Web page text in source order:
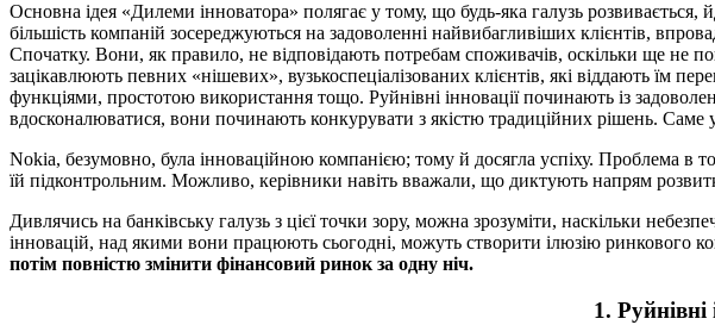
Основна ідея «Дилеми інноватора» полягає у тому, що будь-яка галузь
більшість компаній зосереджуються на задоволенні найвибагливіших клієнтів,
Спочатку. Вони, як правило, не відповідають потребам споживачів, оскільки ще не
зацікавлюють певних «нішевих», вузькоспеціалізованих клієнтів, які віддають
функціями, простотою використання тощо. Руйнівні інновації починають із
вдосконалюватися, вони починають конкурувати з якістю традиційних рішень. Саме
Nokia, безумовно, була інноваційною компанією; тому й досягла успіху. Проблема в
їй підконтрольним. Можливо, керівники навіть вважали, що диктують напрям
Дивлячись на банківську галузь з цієї точки зору, можна зрозуміти, наскільки
інновацій, над якими вони працюють сьогодні, можуть створити ілюзію ринкового
потім повністю змінити фінансовий ринок за одну ніч.
1. Руйнівні